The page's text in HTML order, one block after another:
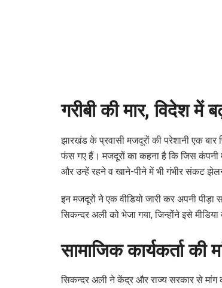
गरीबी की मार, विदेश में
झारखंड के प्रवासी मजदूरों की परेशानी एक
फंस गए हैं। मजदूरों का कहना है कि जिस कंपनी
और उन्हें रहने व खाने-पीने में भी गंभीर संकट
इन मजदूरों ने एक वीडियो जारी कर अपनी
सिकन्दर अली को भेजा गया, जिन्होंने इसे
सामाजिक कार्यकर्ता
सिकन्दर अली ने केंद्र और राज्य सरकार से मांग